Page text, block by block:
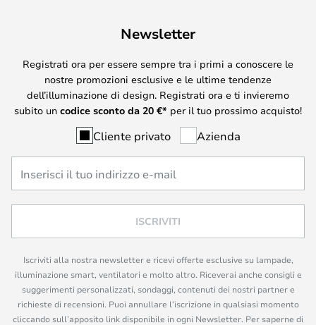
Newsletter
Registrati ora per essere sempre tra i primi a conoscere le
nostre promozioni esclusive e le ultime tendenze
dell’illuminazione di design. Registrati ora e ti invieremo
subito un codice sconto da 20 €* per il tuo prossimo acquisto!
Cliente privato Azienda
ISCRIVITI
Iscriviti alla nostra newsletter e ricevi offerte esclusive su lampade,
illuminazione smart, ventilatori e molto altro. Riceverai anche consigli e
suggerimenti personalizzati, sondaggi, contenuti dei nostri partner e
richieste di recensioni. Puoi annullare l’iscrizione in qualsiasi momento
cliccando sull’apposito link disponibile in ogni Newsletter. Per saperne di